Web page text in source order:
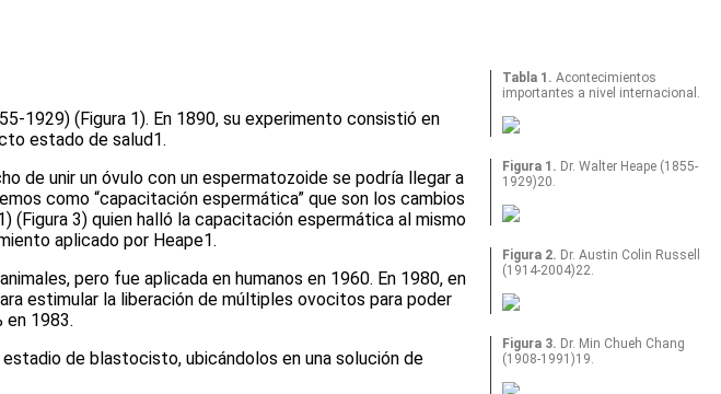
Tabla 1. Acontecimientos
importantes a nivel internacional.
Figura 1. Dr. Walter Heape (1855-
1929)20.
Figura 2. Dr. Austin Colin Russell
(1914-2004)22.
Figura 3. Dr. Min Chueh Chang
(1908-1991)19.
1929) (Figura 1). En 1890, su experimento consistió en
estado de salud1.
de unir un óvulo con un espermatozoide se podría llegar a
como “capacitación espermática” que son los cambios
(Figura 3) quien halló la capacitación espermática al mismo
aplicado por Heape1.
pero fue aplicada en humanos en 1960. En 1980, en
estimular la liberación de múltiples ovocitos para poder
en 1983.
de blastocisto, ubicándolos en una solución de